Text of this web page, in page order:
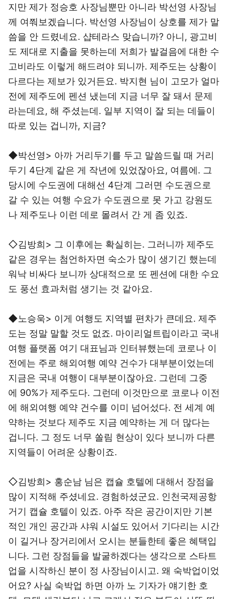
지만 제가 정승호 사장님뿐만 아니라 박선영 사장님
께 여쭤보겠습니다. 박선영 사장님이 상호를 제가 말
씀을 안 드렸네요. 샵테라스 맞습니까? 아니, 광고비
도 제대로 지출을 못하는데 저희가 발걸음에 대한 수
고비라도 이렇게 해드려야 되니까. 제주도는 상황이
다르다는 제보가 있거든요. 박지현 님이 고모가 얼마
전에 제주도에 펜션 냈는데 지금 너무 잘 돼서 문제
라는데요, 해 주셨는데. 일부 지역이 잘 되는 데들이
따로 있는 겁니까, 지금?
◆박선영> 아까 거리두기를 두고 말씀드릴 때 거리
두기 4단계 같은 게 작년에 있었잖아요, 여름에. 그
당시에 수도권에 대해선 4단계 그러면 수도권으로
갈 수 있는 여행 수요가 수도권으로 못 가고 강원도
나 제주도나 이런 데로 몰려서 간 게 좀 있죠.
◇김방희> 그 이후에는 확실히는. 그러니까 제주도
같은 경우는 첨언하자면 숙소가 많이 생기긴 했는데
워낙 비싸다 보니까 상대적으로 또 펜션에 대한 수요
도 풍선 효과처럼 생기는 것 같아요.
◆노승욱> 이게 여행도 지역별 편차가 큰데요. 제주
도는 정말 말할 것도 없죠. 마이리얼트립이라고 국내
여행 플랫폼 여기 대표님과 인터뷰했는데 코로나 이
전에는 주로 해외여행 예약 건수가 대부분이었는데
지금은 국내 여행이 대부분이잖아요. 그런데 그중
에 90%가 제주도다. 그런데 이것만으로 코로나 이전
에 해외여행 예약 건수를 이미 넘어섰다. 전 세계 예
약하는 것보다 제주도 지금 예약하는 게 더 많다는
겁니다. 그 정도 너무 쏠림 현상이 있다 보니까 다른
지역들이 어려운 상황이죠.
◇김방희> 홍순남 님은 캡슐 호텔에 대해서 장점을
많이 지적해 주셨네요. 경험하셨군요. 인천국제공항
거기 캡슐 호텔이 있죠. 아주 작은 공간이지만 기본
적인 개인 공간과 샤워 시설도 있어서 기다리는 시간
이 길거나 장거리에서 오시는 분들한테 좋은 혜택입
니다. 그런 장점들을 발굴하겠다는 생각으로 스타트
업을 시작하신 분이 정 사장님이시고. 왜 숙박업이었
어요? 사실 숙박업 하면 아까 노 기자가 얘기한 호